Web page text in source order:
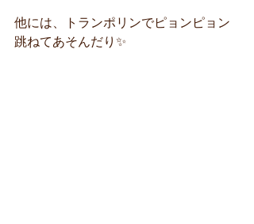
他には、トランポリンでピョンピョン
跳ねてあそんだり✨